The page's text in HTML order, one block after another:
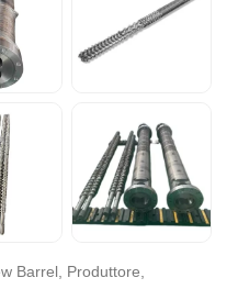
Barrel, Produttore,